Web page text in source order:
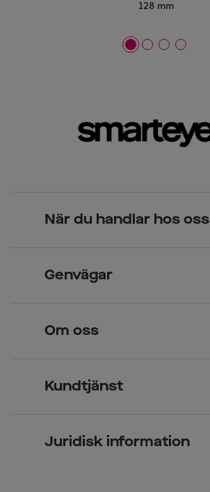
128 mm
När du handlar hos oss
Över 70 butiker
Genvägar
Kontaktlinser
Om oss
Kundtjänst
Juridisk information